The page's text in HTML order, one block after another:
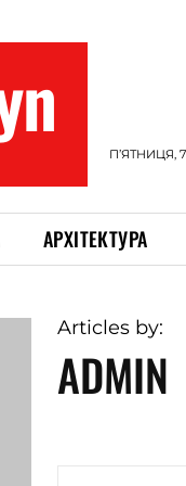
П’ЯТНИЦЯ,
АРХІТЕКТУРА
Articles by:
ADMIN